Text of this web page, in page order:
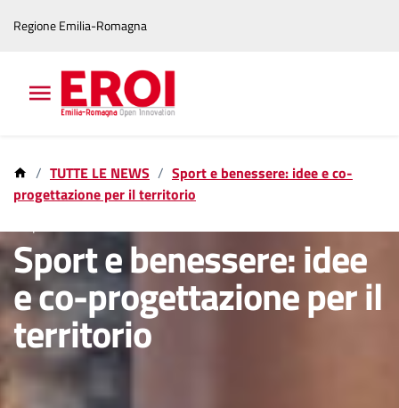
Regione Emilia-Romagna
TUTTE LE NEWS
Sport e benessere: idee e co-
progettazione per il territorio
Sport e benessere: idee
e co-progettazione per il
territorio